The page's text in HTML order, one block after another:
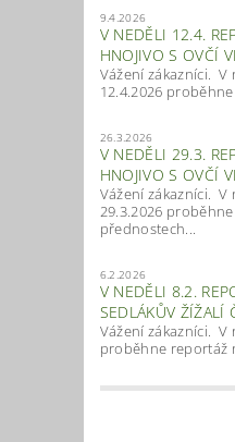
9.4.2026
V NEDĚLI 12.4.
HNOJIVO S OVČÍ
Vážení zákazníci. V
12.4.2026
26.3.2026
V NEDĚLI 29.3.
HNOJIVO S OVČÍ
Vážení zákazníci. V
29.3.2026
přednostech...
6.2.2026
V NEDĚLI 8.2.
SEDLÁKŮV ŽÍŽALÍ
Vážení zákazníci. V
proběhne reportáž